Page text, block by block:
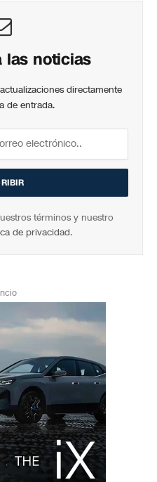
las noticias
directamente
de entrada.
términos y nuestro
de privacidad.